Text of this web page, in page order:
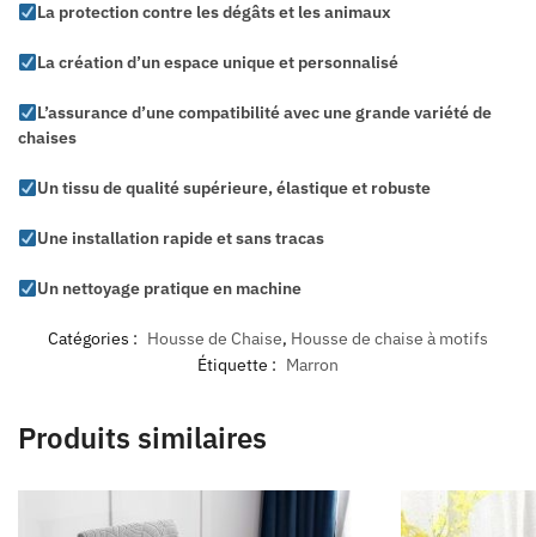
La protection contre les dégâts et les animaux
La création d’un espace unique et personnalisé
L’assurance d’une compatibilité avec une grande variété de
chaises
Un tissu de qualité supérieure, élastique et robuste
Une installation rapide et sans tracas
Un nettoyage pratique en machine
Catégories : Housse de Chaise, Housse de chaise à motifs
Étiquette : Marron
Produits similaires